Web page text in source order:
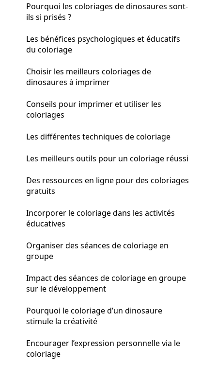
Pourquoi les coloriages de dinosaures sont-
ils si prisés ?
Les bénéfices psychologiques et éducatifs
du coloriage
Choisir les meilleurs coloriages de
dinosaures à imprimer
Conseils pour imprimer et utiliser les
coloriages
Les différentes techniques de coloriage
Les meilleurs outils pour un coloriage réussi
Des ressources en ligne pour des coloriages
gratuits
Incorporer le coloriage dans les activités
éducatives
Organiser des séances de coloriage en
groupe
Impact des séances de coloriage en groupe
sur le développement
Pourquoi le coloriage d’un dinosaure
stimule la créativité
Encourager l’expression personnelle via le
coloriage